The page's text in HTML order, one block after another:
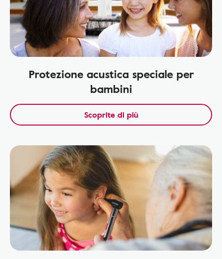
Protezione acustica speciale per
bambini
Scoprite di più